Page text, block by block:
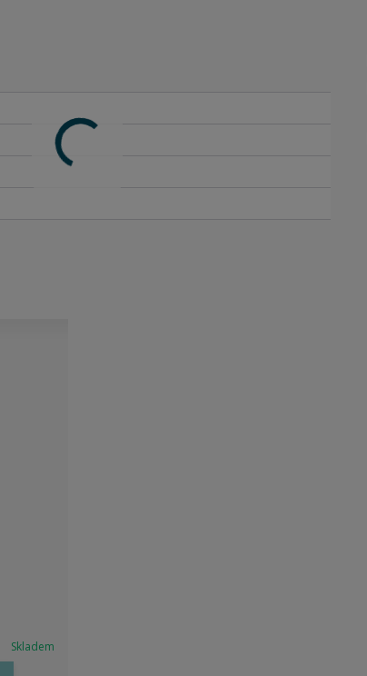
Skladem